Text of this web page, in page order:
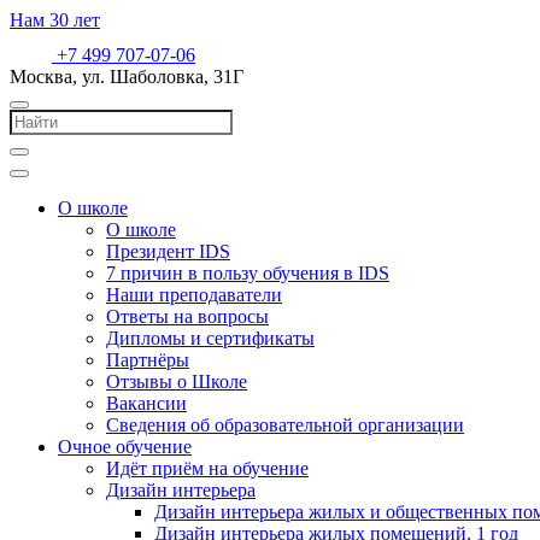
Нам 30 лет
+7 499 707-07-06
Москва, ул. Шаболовка, 31Г
О школе
О школе
Президент IDS
7 причин в пользу обучения в IDS
Наши преподаватели
Ответы на вопросы
Дипломы и сертификаты
Партнёры
Отзывы о Школе
Вакансии
Сведения об образовательной организации
Очное обучение
Идёт приём на обучение
Дизайн интерьера
Дизайн интерьера жилых и общественных
Дизайн интерьера жилых помещений, 1 год